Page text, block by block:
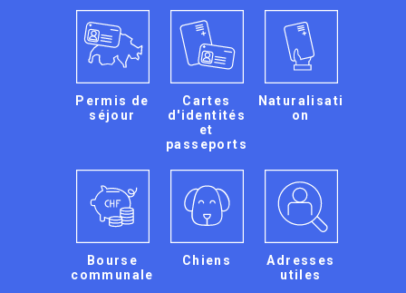
Permis de
séjour
Cartes
d'identités
et
passeports
Naturalisati
on
Bourse
communale
Chiens
Adresses
utiles